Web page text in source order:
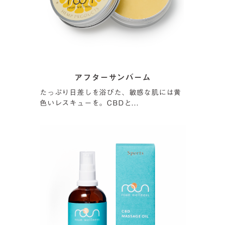
アフターサンバーム
たっぷり日差しを浴びた、敏感な肌には黄
色いレスキューを。CBDと...